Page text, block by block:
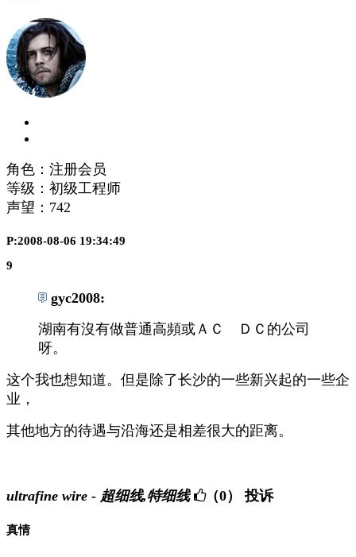
角色：注册会员
等级：初级工程师
声望： 742
P:2008-08-06 19:34:49
9
gyc2008:
湖南有沒有做普通高頻或ＡＣ ＤＣ的公司
呀。
这个我也想知道。但是除了长沙的一些新兴起的一些企
业，
其他地方的待遇与沿海还是相差很大的距离。
ultrafine wire - 超细线,特细线 （0） 投诉
真情